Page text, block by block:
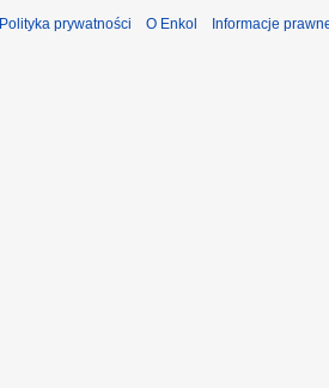
Polityka prywatności O Enkol Informacje